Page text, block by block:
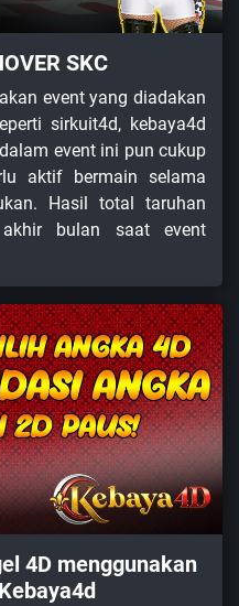
SKC
event yang diadakan
sirkuit4d, kebaya4d
event ini pun cukup
aktif bermain selama
Hasil total taruhan
bulan saat event
4D menggunakan